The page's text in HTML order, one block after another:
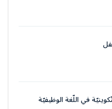
في اللّغة الوظيفيّة